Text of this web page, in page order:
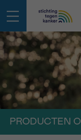
PRODUCTEN
EMAIL
IN DE
JE NIET
Professionelegeen
TERUG
Afspraak